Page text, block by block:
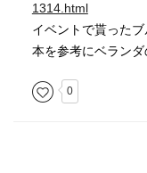
1314.html
イベントで貰った
本を参考にベランダ
0